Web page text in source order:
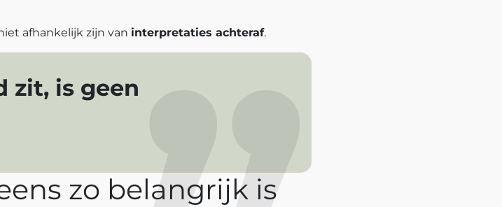
afhankelijk zijn van interpretaties achteraf.
zit, is geen
zo belangrijk is